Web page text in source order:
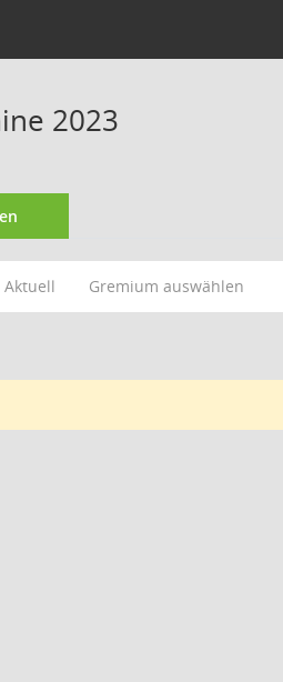
2023
Aktuell Gremium auswählen